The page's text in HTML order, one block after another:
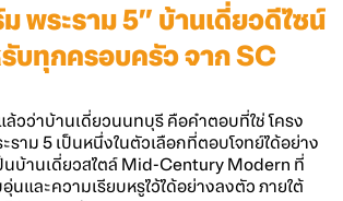
พระราม 5” บ้านเดี่ยวดีไซน์
บทุกครอบครัว จาก SC
ล้วว่าบ้านเดี่ยวนนทบุรี คือคำตอบที่ใช่ โครง
ราม 5 เป็นหนึ่งในตัวเลือกที่ตอบโจทย์ได้อย่าง
บ้านเดี่ยวสไตล์ Mid-Century Modern ที่
และความเรียบหรูไว้ได้อย่างลงตัว ภายใต้